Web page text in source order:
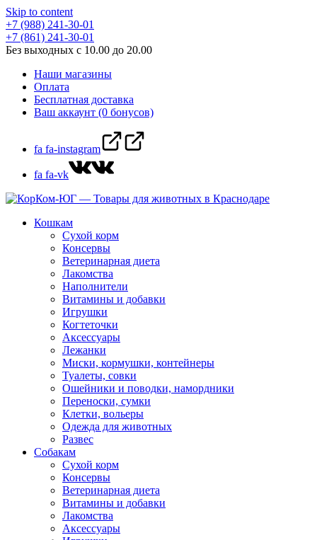
Skip to content
+7 (988) 241-30-01
+7 (861) 241-30-01
Без выходных с 10.00 до 20.00
Наши магазины
Оплата
Бесплатная доставка
Ваш аккаунт (0 бонусов)
fa fa-instagram
fa fa-vk
Кошкам
Сухой корм
Консервы
Ветеринарная диета
Лакомства
Наполнители
Витамины и добавки
Игрушки
Когтеточки
Аксессуары
Лежанки
Миски, кормушки, контейнеры
Туалеты, совки
Ошейники и поводки, намордники
Переноски, сумки
Клетки, вольеры
Одежда для животных
Развес
Собакам
Сухой корм
Консервы
Ветеринарная диета
Витамины и добавки
Лакомства
Аксессуары